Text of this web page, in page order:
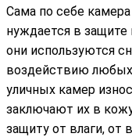
Сама по себе
нуждается в защите
они используются
воздействию любых
уличных камер
заключают их в
защиту от влаги, от